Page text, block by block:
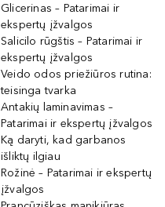
Glicerinas – Patarimai ir
ekspertų įžvalgos
Salicilo rūgštis – Patarimai ir
ekspertų įžvalgos
Veido odos priežiūros rutina:
teisinga tvarka
Antakių laminavimas –
Patarimai ir ekspertų įžvalgos
Ką daryti, kad garbanos
išliktų ilgiau
Rožinė – Patarimai ir ekspertų
įžvalgos